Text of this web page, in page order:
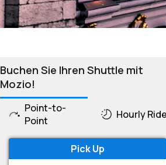
Buchen Sie Ihren Shuttle mit
Mozio!
Point-to-
Point
Hourly Ride
Pick Up